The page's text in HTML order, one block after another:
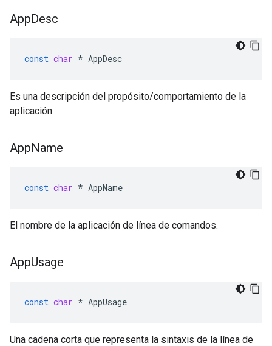
AppDesc
const char * AppDesc
Es una descripción del propósito/comportamiento de la
aplicación.
AppName
const char * AppName
El nombre de la aplicación de línea de comandos.
AppUsage
const char * AppUsage
Una cadena corta que representa la sintaxis de la línea de